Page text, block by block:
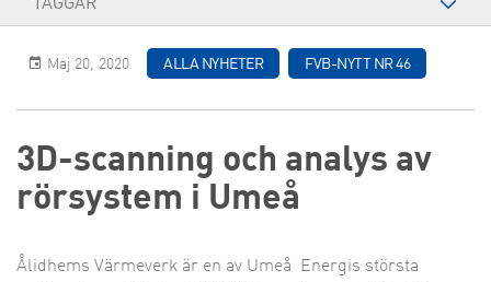
TAGGAR
Maj 20, 2020 ALLA NYHETER FVB-NYTT NR 46
3D-scanning och analys av
rörsystem i Umeå
Ålidhems Värmeverk är en av Umeå
Energis största